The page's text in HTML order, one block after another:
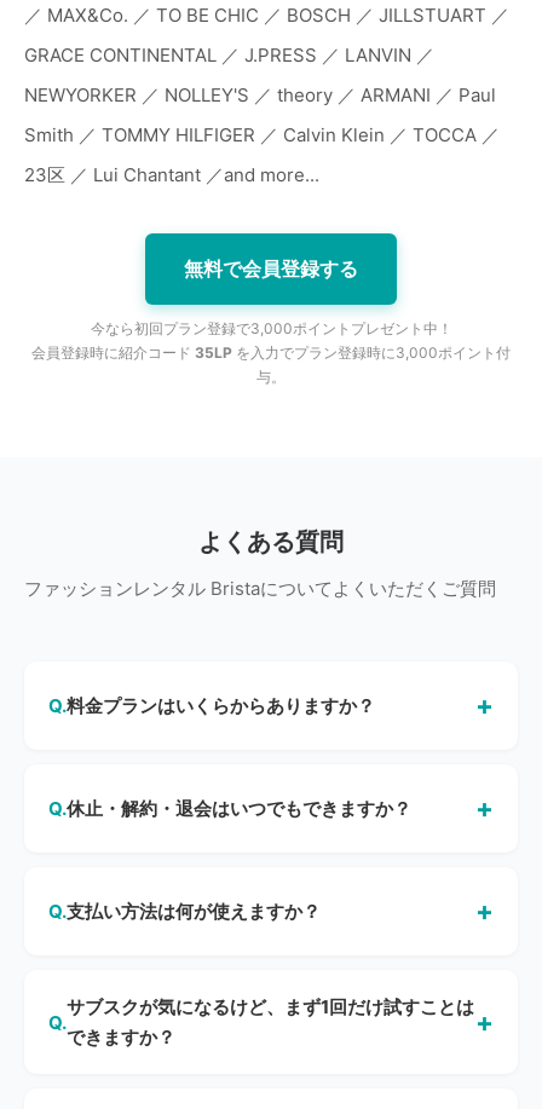
／ MAX&Co. ／ TO BE CHIC ／ BOSCH ／ JILLSTUART ／
GRACE CONTINENTAL ／ J.PRESS ／ LANVIN ／
NEWYORKER ／ NOLLEY'S ／ theory ／ ARMANI ／ Paul
Smith ／ TOMMY HILFIGER ／ Calvin Klein ／ TOCCA ／
23区 ／ Lui Chantant ／and more...
無料で会員登録する
今なら初回プラン登録で3,000ポイントプレゼント中！
会員登録時に紹介コード 35LP を入力でプラン登録時に3,000ポイント付
与。
よくある質問
ファッションレンタル Bristaについてよくいただくご質問
料金プランはいくらからありますか？
す。毎月10,500ポイントが付与され、3,500ポイントのア
休止・解約・退会はいつでもできますか？
る場合を除く）。ただし解約するとポイントが失効してし
めします。
支払い方法は何が使えますか？
サブスクが気になるけど、まず1回だけ試すことは
できますか？